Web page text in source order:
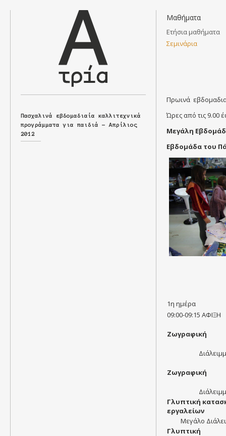
Άλφα
Τρία
Μαθήματα
Ετήσια μαθήματα
Σεμινάρια
Πρωινά
Ώρες από τις 9.00
Μεγάλη
Εβδομάδα του
1η ημέρα
09:00-09:15 ΑΦΙΞΗ
Ζωγραφική
Ζωγραφική
Γλυπτική
εργαλείων
Μεγάλο
Γλυπτική
Πασχαλινά εβδομαδιαία καλλιτεχνικά
προγράμματα για παιδιά – Απρίλιος
2012